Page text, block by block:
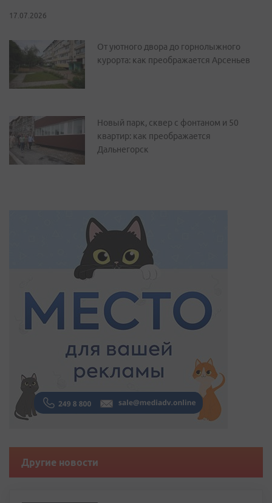
17.07.2026
От уютного двора до горнолыжного
курорта: как преображается Арсеньев
Новый парк, сквер с фонтаном и 50
квартир: как преображается
Дальнегорск
Другие новости